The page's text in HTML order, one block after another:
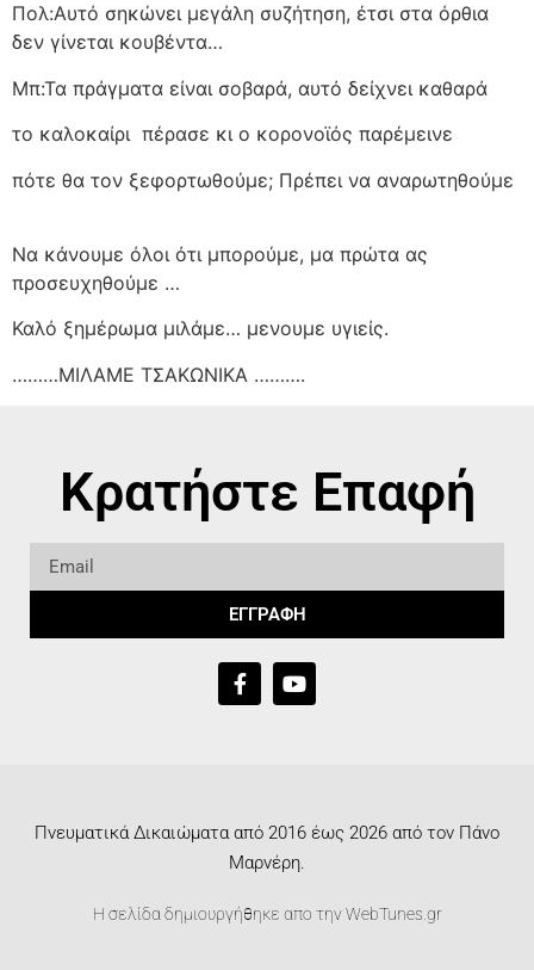
Πολ:Αυτό σηκώνει μεγάλη συζήτηση, έτσι στα όρθια
δεν γίνεται κουβέντα…
Μπ:Τα πράγματα είναι σοβαρά, αυτό δείχνει καθαρά
το καλοκαίρι πέρασε κι ο κορονοϊός παρέμεινε
πότε θα τον ξεφορτωθούμε; Πρέπει να αναρωτηθούμε
Να κάνουμε όλοι ότι μπορούμε, μα πρώτα ας
προσευχηθούμε …
Καλό ξημέρωμα μιλάμε… μενουμε υγιείς.
………ΜΙΛΑΜΕ ΤΣΑΚΩΝΙΚΑ ……….
Κρατήστε Επαφή
ΕΓΓΡΑΦΗ
Πνευματικά Δικαιώματα από 2016 έως 2026 από τον Πάνο
Μαρνέρη.
Η σελίδα δημιουργήθηκε απο τηνWebTunes.gr